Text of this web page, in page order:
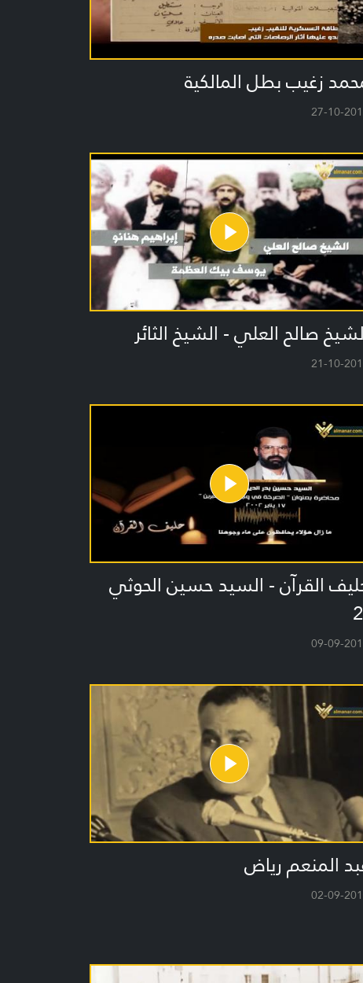
زغيب بطل المالكية
27-10-
صالح العلي - الشيخ الثائر
21-10-
القرآن - السيد حسين الحوثي
09-09-
المنعم رياض
02-09-